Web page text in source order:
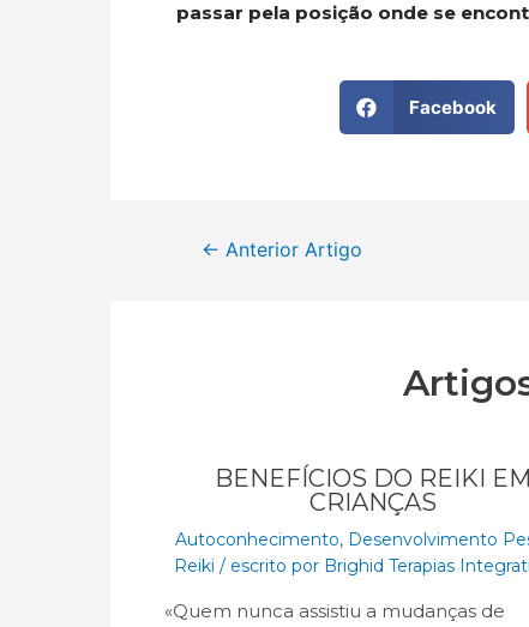
passar pela posição onde se
Facebook
← Anterior Artigo
BENEFÍCIOS DO REIKI EM
CRIANÇAS
Autoconhecimento, Desenvolvimento
Reiki / escrito por Brighid Terapias
«Quem nunca assistiu a mudanças de